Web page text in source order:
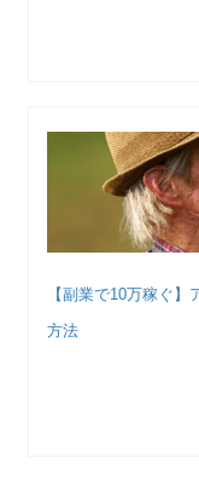
【副業で10万稼ぐ
方法